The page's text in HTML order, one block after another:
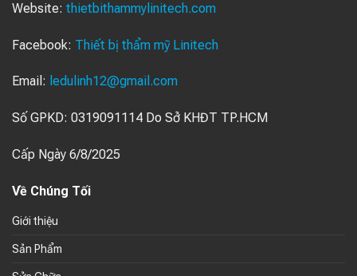
Website: thietbithammylinitech.com
Facebook: Thiết bị thẩm mỹ Linitech
Email: ledulinh12@gmail.com
Số GPKD: 0319091114 Do Sở KHĐT TP.HCM
Cấp Ngày 6/8/2025
Về Chúng Tối
Giới thiệu
Sản Phẩm